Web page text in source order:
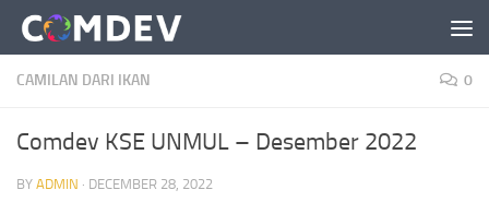
Skip to content
CAMILAN DARI IKAN 0
Comdev KSE UNMUL – Desember 2022
BY ADMIN · DECEMBER 28, 2022